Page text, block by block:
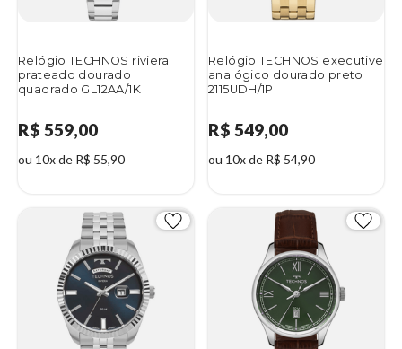
Relógio TECHNOS riviera
prateado dourado
quadrado GL12AA/1K
R$ 559,00
ou 10x de R$ 55,90
Relógio TECHNOS executive
analógico dourado preto
2115UDH/1P
R$ 549,00
ou 10x de R$ 54,90